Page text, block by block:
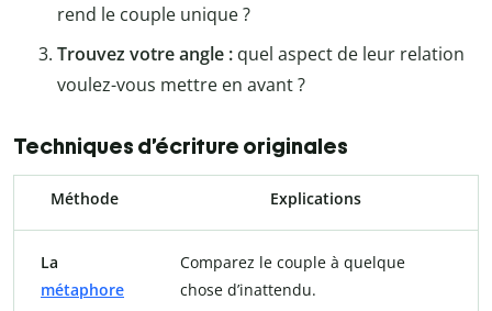
rend le couple unique ?
Trouvez votre angle : quel aspect de leur relation
voulez-vous mettre en avant ?
Techniques d’écriture originales
Méthode Explications
La
métaphore
Comparez le couple à quelque
chose d’inattendu.